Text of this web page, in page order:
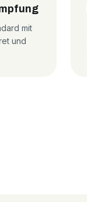
mit
und